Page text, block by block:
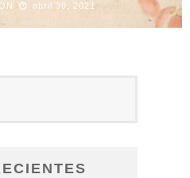
abril 30, 2021